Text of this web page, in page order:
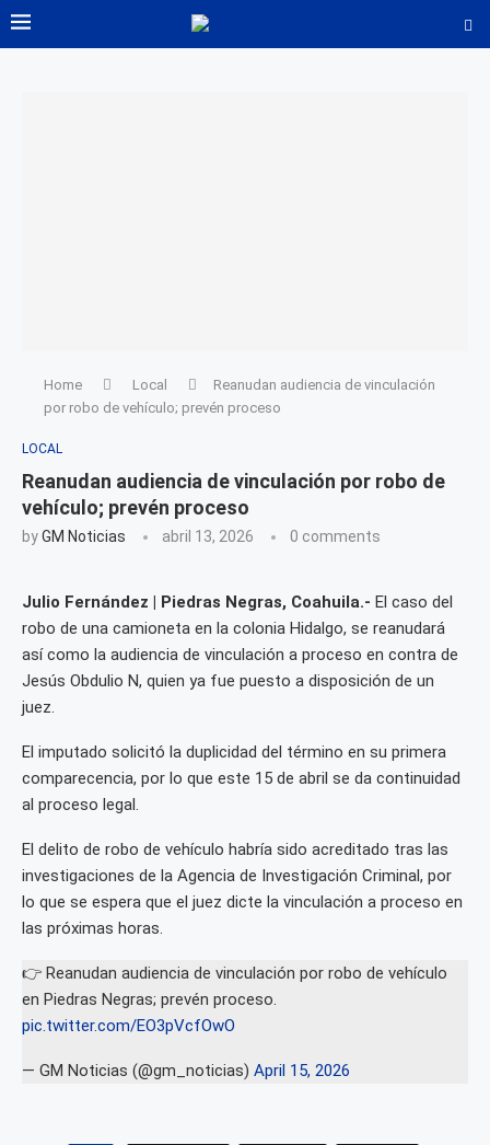
Home Local
Reanudan audiencia de vinculación
por robo de vehículo; prevén proceso
LOCAL
Reanudan audiencia de vinculación por robo de
vehículo; prevén proceso
byGM Noticias abril 13, 2026 0 comments
Julio Fernández | Piedras Negras, Coahuila.- El caso del
robo de una camioneta en la colonia Hidalgo, se reanudará
así como la audiencia de vinculación a proceso en contra de
Jesús Obdulio N, quien ya fue puesto a disposición de un
juez.
El imputado solicitó la duplicidad del término en su primera
comparecencia, por lo que este 15 de abril se da continuidad
al proceso legal.
El delito de robo de vehículo habría sido acreditado tras las
investigaciones de la Agencia de Investigación Criminal, por
lo que se espera que el juez dicte la vinculación a proceso en
las próximas horas.
👉 Reanudan audiencia de vinculación por robo de vehículo
en Piedras Negras; prevén proceso.
pic.twitter.com/EO3pVcfOwO
— GM Noticias (@gm_noticias) April 15, 2026